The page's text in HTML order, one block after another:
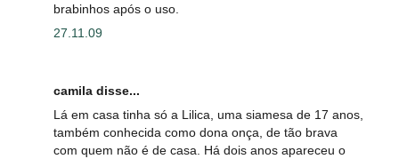
brabinhos após o uso.
27.11.09
camila disse...
Lá em casa tinha só a Lilica, uma siamesa de 17 anos,
também conhecida como dona onça, de tão brava
com quem não é de casa. Há dois anos apareceu o